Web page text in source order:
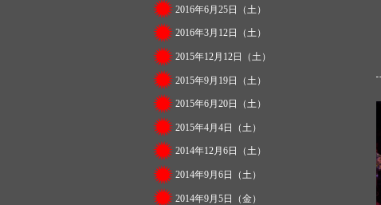
2016年6月25日（土）
2016年3月12日（土）
2015年12月12日（土）
2015年9月19日（土）
2015年6月20日（土）
2015年4月4日（土）
2014年12月6日（土）
2014年9月6日（土）
2014年9月5日（金）